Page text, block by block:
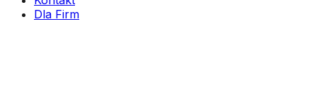
Dla Firm